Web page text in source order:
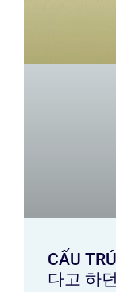
CẤU
다고 하